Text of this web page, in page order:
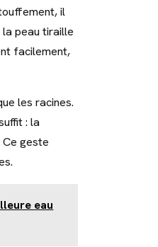
il
peau tiraille
facilement,
les racines.
: la
Ce geste
eau